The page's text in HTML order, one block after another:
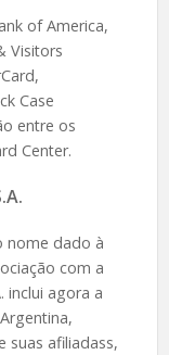
of America,
Visitors
Case
entre os
Center.
nome dado à
com a
inclui agora a
suas afiliadass,